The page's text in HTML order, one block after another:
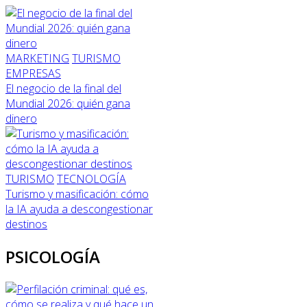
MARKETING TURISMO
EMPRESAS
El negocio de la final del
Mundial 2026: quién gana
dinero
TURISMO TECNOLOGÍA
Turismo y masificación: cómo
la IA ayuda a descongestionar
destinos
PSICOLOGÍA